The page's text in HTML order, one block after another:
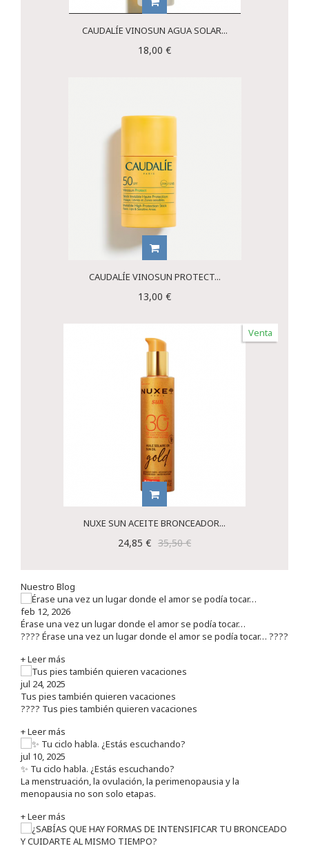
CAUDALÍE VINOSUN AGUA SOLAR...
18,00 €
CAUDALÍE VINOSUN PROTECT...
13,00 €
Venta
NUXE SUN ACEITE BRONCEADOR...
24,85 € 35,50 €
Nuestro Blog
feb 12, 2026
Érase una vez un lugar donde el amor se podía tocar…
???? Érase una vez un lugar donde el amor se podía tocar… ????
+ Leer más
jul 24, 2025
Tus pies también quieren vacaciones
???? Tus pies también quieren vacaciones
+ Leer más
jul 10, 2025
✨ Tu ciclo habla. ¿Estás escuchando?
La menstruación, la ovulación, la perimenopausia y la
menopausia no son solo etapas.
+ Leer más